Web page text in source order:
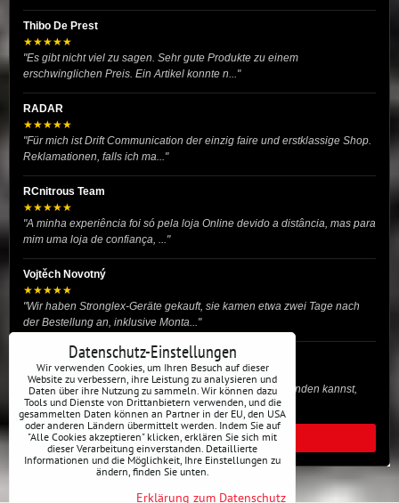
Thibo De Prest
★★★★★
"Es gibt nicht viel zu sagen. Sehr gute Produkte zu einem
erschwinglichen Preis. Ein Artikel konnte n..."
RADAR
★★★★★
"Für mich ist Drift Communication der einzig faire und erstklassige Shop.
Reklamationen, falls ich ma..."
RCnitrous Team
★★★★★
"A minha experiência foi só pela loja Online devido a distância, mas para
mim uma loja de confiança, ..."
Vojtěch Novotný
★★★★★
"Wir haben Stronglex-Geräte gekauft, sie kamen etwa zwei Tage nach
der Bestellung an, inklusive Monta..."
josef helmich
★★★★★
"Hier gibt es viele Dinge, die du für dein Drift-Auto verwenden kannst,
egal ob Profi oder für die St..."
ALLE BEWERTUNGEN
Datenschutz-Einstellungen
Wir verwenden Cookies, um Ihren Besuch auf dieser
Website zu verbessern, ihre Leistung zu analysieren und
Daten über ihre Nutzung zu sammeln. Wir können dazu
Tools und Dienste von Drittanbietern verwenden, und die
gesammelten Daten können an Partner in der EU, den USA
oder anderen Ländern übermittelt werden. Indem Sie auf
"Alle Cookies akzeptieren" klicken, erklären Sie sich mit
dieser Verarbeitung einverstanden. Detaillierte
Informationen und die Möglichkeit, Ihre Einstellungen zu
ändern, finden Sie unten.
Erklärung zum Datenschutz